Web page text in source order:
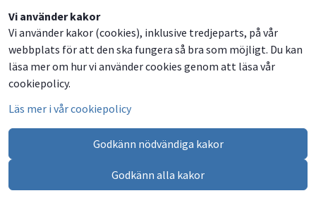
Vi använder kakor
Vi använder kakor (cookies), inklusive tredjeparts, på vår
webbplats för att den ska fungera så bra som möjligt. Du kan
läsa mer om hur vi använder cookies genom att läsa vår
cookiepolicy.
Läs mer i vår cookiepolicy
Godkänn nödvändiga kakor
Godkänn alla kakor
Dela
på
Facebook
Dela
på
Twitter
Dela
på
LinkedIn
Dela
via
email